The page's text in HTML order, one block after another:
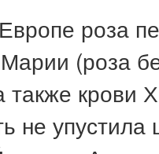
роза
(роза
также крови
не